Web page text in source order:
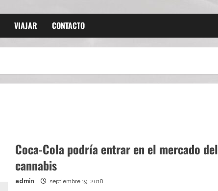
VIAJAR CONTACTO
Coca-Cola podría entrar en el mercado del
cannabis
admin septiembre 19, 2018